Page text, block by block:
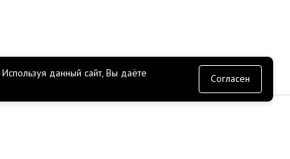
Используя данный сайт, Вы даёте Согласен